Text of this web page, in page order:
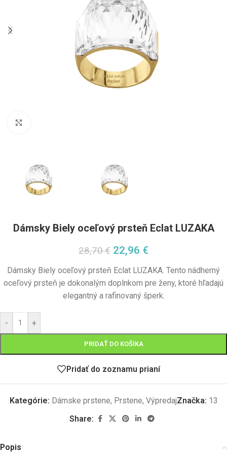
Dámsky Biely oceľový prsteň Eclat LUZAKA
28,70€ 22,96 €
Dámsky Biely oceľový prsteň Eclat LUZAKA. Tento nádherný
oceľový prsteň je dokonalým doplnkom pre ženy, ktoré hľadajú
elegantný a rafinovaný šperk.
- +
PRIDAŤ DO KOŠÍKA
Pridať do zoznamu prianí
Kategórie: Dámske prstene, Prstene, VýpredajZnačka: 13
Share:
Popis